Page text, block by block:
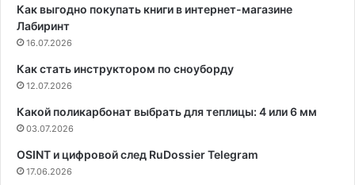
Как выгодно покупать книги в интернет-магазине
Лабиринт
16.07.2026
Как стать инструктором по сноуборду
12.07.2026
Какой поликарбонат выбрать для теплицы: 4 или 6 мм
03.07.2026
OSINT и цифровой след RuDossier Telegram
17.06.2026